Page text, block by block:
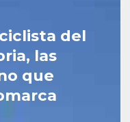
del
las
que